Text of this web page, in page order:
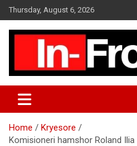
k
Thursday, August 6, 2026
Home
Kryesore
Komisioneri hamshor Roland